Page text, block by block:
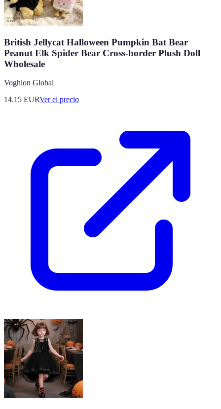
British Jellycat Halloween Pumpkin Bat Bear
Peanut Elk Spider Bear Cross-border Plush Doll
Wholesale
Voghion Global
14.15 EURVer el precio